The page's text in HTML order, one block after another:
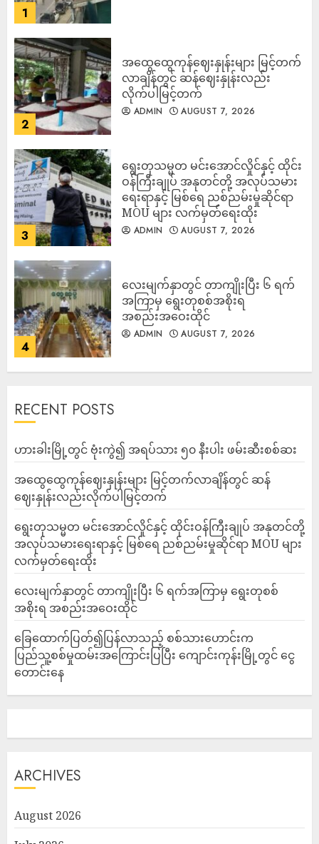
1
2
အထွေထွေကုန်ဈေးနှုန်းများ မြင့်တက်
လာချိန်တွင် ဆန်ဈေးနှုန်းလည်း
လိုက်ပါမြင့်တက်
ADMIN AUGUST 7, 2026
3
ရွေးတုသမ္မတ မင်းအောင်လှိုင်နှင့် ထိုင်း
ဝန်ကြီးချုပ် အနုတင်တို့ အလုပ်သမား
ရေးရာနှင့် မြစ်ရေ ညစ်ညမ်းမှုဆိုင်ရာ
MOU များ လက်မှတ်ရေးထိုး
ADMIN AUGUST 7, 2026
4
လေးမျက်နှာတွင် တာကျိုးပြီး ၆ ရက်
အကြာမှ ရွေးတုစစ်အစိုးရ
အစည်းအဝေးထိုင်
ADMIN AUGUST 7, 2026
RECENT POSTS
ဟားခါးမြို့တွင် ဗုံးကွဲ၍ အရပ်သား ၅၀ နီးပါး ဖမ်းဆီးစစ်ဆး
အထွေထွေကုန်ဈေးနှုန်းများ မြင့်တက်လာချိန်တွင် ဆန်
ဈေးနှုန်းလည်းလိုက်ပါမြင့်တက်
ရွေးတုသမ္မတ မင်းအောင်လှိုင်နှင့် ထိုင်းဝန်ကြီးချုပ် အနုတင်တို့
အလုပ်သမားရေးရာနှင့် မြစ်ရေ ညစ်ညမ်းမှုဆိုင်ရာ MOU များ
လက်မှတ်ရေးထိုး
လေးမျက်နှာတွင် တာကျိုးပြီး ၆ ရက်အကြာမှ ရွေးတုစစ်
အစိုးရ အစည်းအဝေးထိုင်
ခြေထောက်ပြတ်၍ပြန်လာသည့် စစ်သားဟောင်းက
ပြည်သူ့စစ်မှုထမ်းအကြောင်းပြပြီး ကျောင်းကုန်းမြို့တွင် ငွေ
တောင်းနေ
ARCHIVES
August 2026